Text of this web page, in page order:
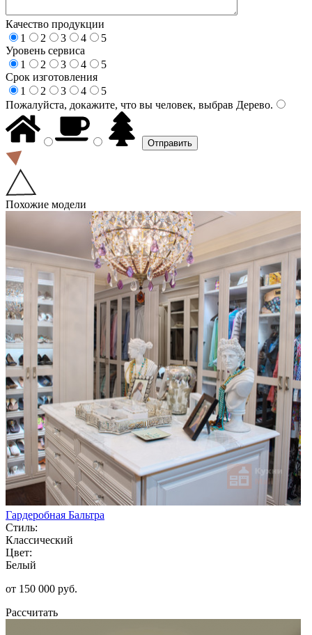
Качество продукции
1
2 3 4
5
Уровень сервиса
1
2 3 4
5
Срок изготовления
1
2 3 4
5
Пожалуйста, докажите, что вы человек, выбрав Дерево.
Похожие модели
Гардеробная Бальтра
Стиль:
Классический
Цвет:
Белый
от 150 000 руб.
Рассчитать